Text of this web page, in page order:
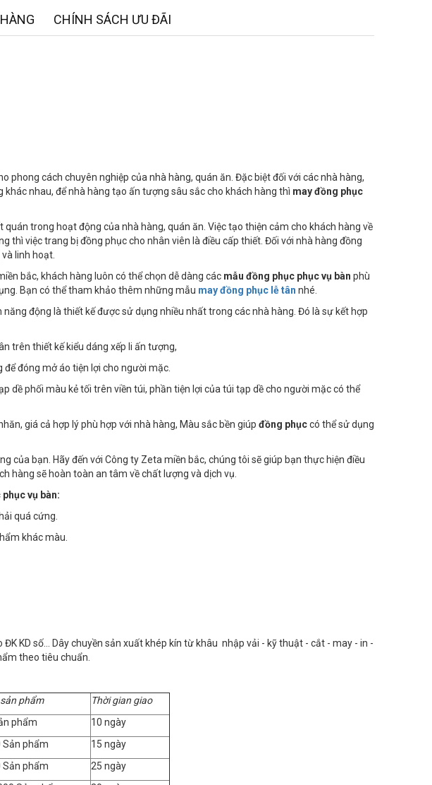
CHÍNH SÁCH ƯU ĐÃI
phong cách chuyên nghiệp của nhà hàng, quán ăn. Đặc biệt đối với các nhà hàng,
nhau, để nhà hàng tạo ấn tượng sâu sắc cho khách hàng thì may đồng phục
quán trong hoạt động của nhà hàng, quán ăn. Việc tạo thiện cảm cho khách hàng về
thì việc trang bị đồng phục cho nhân viên là điều cấp thiết. Đối với nhà hàng đồng
linh hoạt.
bắc, khách hàng luôn có thể chọn dễ dàng các mẫu đồng phục phục vụ bàn phù
Bạn có thể tham khảo thêm những mẫu may đồng phục lễ tân nhé.
động là thiết kế được sử dụng nhiều nhất trong các nhà hàng. Đó là sự kết hợp
trên thiết kế kiểu dáng xếp li ấn tượng,
đóng mở áo tiện lợi cho người mặc.
dề phối màu kẻ tối trên viền túi, phần tiện lợi của túi tạp dề cho người mặc có thể
giá cả hợp lý phù hợp với nhà hàng, Màu sắc bền giúp đồng phụccó thể sử dụng
của bạn. Hãy đến với Công ty Zeta miền bắc, chúng tôi sẽ giúp bạn thực hiện điều
hàng sẽ hoàn toàn an tâm về chất lượng và dịch vụ.
vụ bàn:
quá cứng.
khác màu.
KD số… Dây chuyền sản xuất khép kín từ khâu nhập vải - kỹ thuật - cắt - may - in -
theo tiêu chuẩn.
phẩm
Thời gian giao
phẩm
10 ngày
Sản phẩm
15 ngày
Sản phẩm
25 ngày